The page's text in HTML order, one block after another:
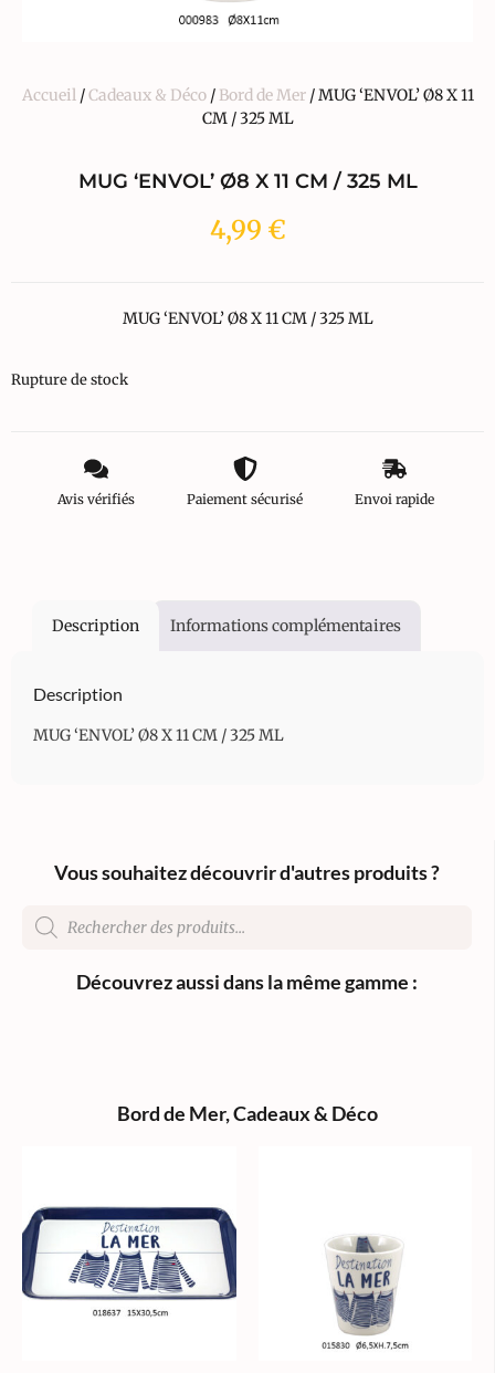
Accueil/Cadeaux & Déco/ Bord de Mer/ MUG ‘ENVOL’ Ø8 X 11
CM / 325 ML
MUG ‘ENVOL’ Ø8 X 11 CM / 325 ML
4,99 €
MUG ‘ENVOL’ Ø8 X 11 CM / 325 ML
Rupture de stock
Avis vérifiés Paiement sécurisé Envoi rapide
Description Informations complémentaires
Description
MUG ‘ENVOL’ Ø8 X 11 CM / 325 ML
Vous souhaitez découvrir d'autres produits ?
Découvrez aussi dans la même gamme :
Bord de Mer,Cadeaux & Déco